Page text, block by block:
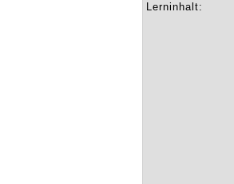
Lerninhalt: